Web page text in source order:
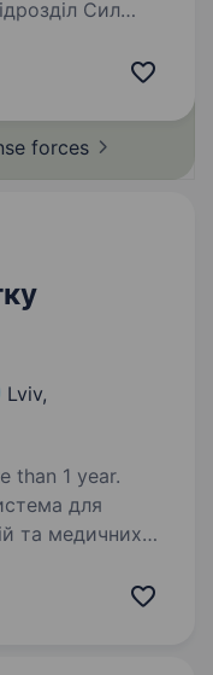
Сил
брав участь
forces
Lviv,
than 1 year.
для
та медичних
бізнесу — і